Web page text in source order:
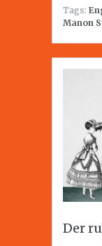
Tags:
Manon
Der